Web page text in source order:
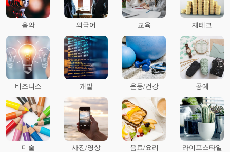
음악 외국어 교육 재테크
비즈니스 개발 운동/건강 공예
미술 사진/영상 음료/요리 라이프스타일